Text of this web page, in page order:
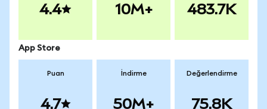
4.4 10M+ 483.7K
App Store
Puan
4.7
İndirme
50M+
Değerlendirme
75.8K